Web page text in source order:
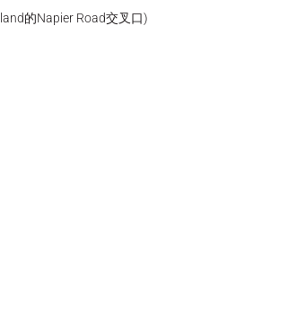
的Napier Road交叉口)